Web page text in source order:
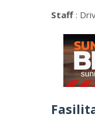
Staff :